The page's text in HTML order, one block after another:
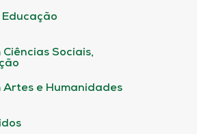
Educação
Sociais,
Artes e Humanidades